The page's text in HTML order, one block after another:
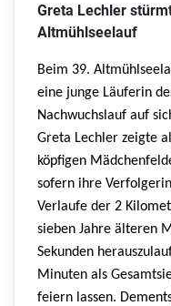
Greta Lechler
Altmühlseelauf
Beim 39.
eine junge Läuferin
Nachwuchslauf auf
Greta Lechler zeigte
köpfigen
sofern ihre
Verlaufe der 2
sieben Jahre älteren
Sekunden
Minuten als
feiern lassen.